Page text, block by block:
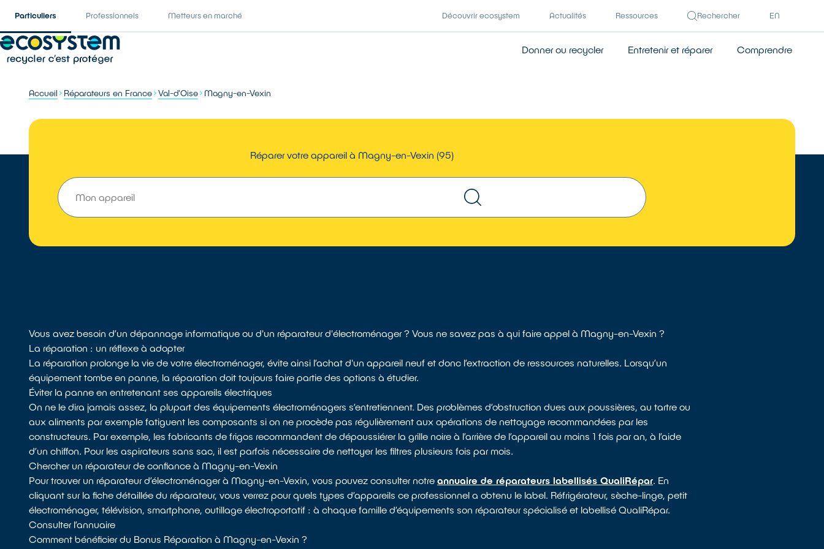
Particuliers Professionnels Metteurs en marché Découvrir ecosystem Actualités Ressources Rechercher EN
Donner ou recycler Entretenir et réparer Comprendre
Accueil Réparateurs en France Val-d'Oise Magny-en-Vexin
Réparer votre appareil à Magny-en-Vexin (95)
Vous avez besoin d’un dépannage informatique ou d'un réparateur d'électroménager ? Vous ne savez pas à qui faire appel à Magny-en-Vexin ?
La réparation : un réflexe à adopter
La réparation prolonge la vie de votre électroménager, évite ainsi l’achat d'un appareil neuf et donc l’extraction de ressources naturelles. Lorsqu’un
équipement tombe en panne, la réparation doit toujours faire partie des options à étudier.
Éviter la panne en entretenant ses appareils électriques
On ne le dira jamais assez, la plupart des équipements électroménagers s’entretiennent. Des problèmes d’obstruction dues aux poussières, au tartre ou
aux aliments par exemple fatiguent les composants si on ne procède pas régulièrement aux opérations de nettoyage recommandées par les
constructeurs. Par exemple, les fabricants de frigos recommandent de dépoussiérer la grille noire à l’arrière de l’appareil au moins 1 fois par an, à l’aide
d’un chiffon. Pour les aspirateurs sans sac, il est parfois nécessaire de nettoyer les filtres plusieurs fois par mois.
Chercher un réparateur de confiance à Magny-en-Vexin
Pour trouver un réparateur d’électroménager à Magny-en-Vexin, vous pouvez consulter notreannuaire de réparateurs labellisés QualiRépar. En
cliquant sur la fiche détaillée du réparateur, vous verrez pour quels types d’appareils ce professionnel a obtenu le label. Réfrigérateur, sèche-linge, petit
électroménager, télévision, smartphone, outillage électroportatif : à chaque famille d’équipements son réparateur spécialisé et labellisé QualiRépar.
Consulter l’annuaire
Comment bénéficier du Bonus Réparation à Magny-en-Vexin ?